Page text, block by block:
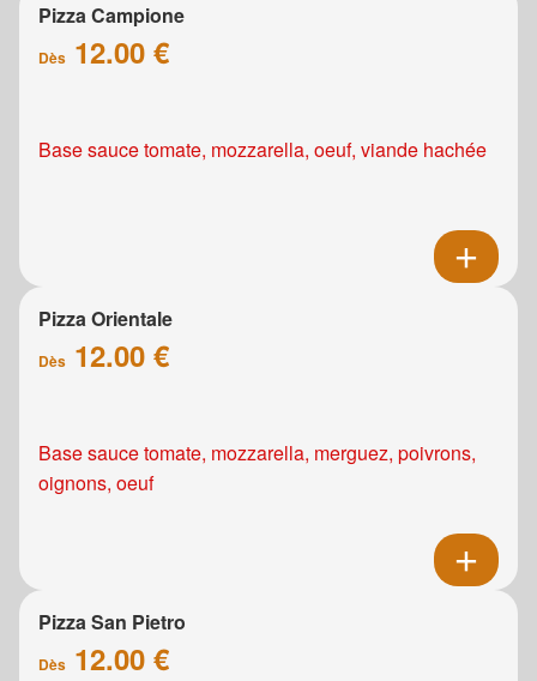
Pizza Campione
Dès 12.00 €
Base sauce tomate, mozzarella, oeuf, viande hachée
Pizza Orientale
Dès 12.00 €
Base sauce tomate, mozzarella, merguez, poivrons,
oignons, oeuf
Pizza San Pietro
Dès 12.00 €